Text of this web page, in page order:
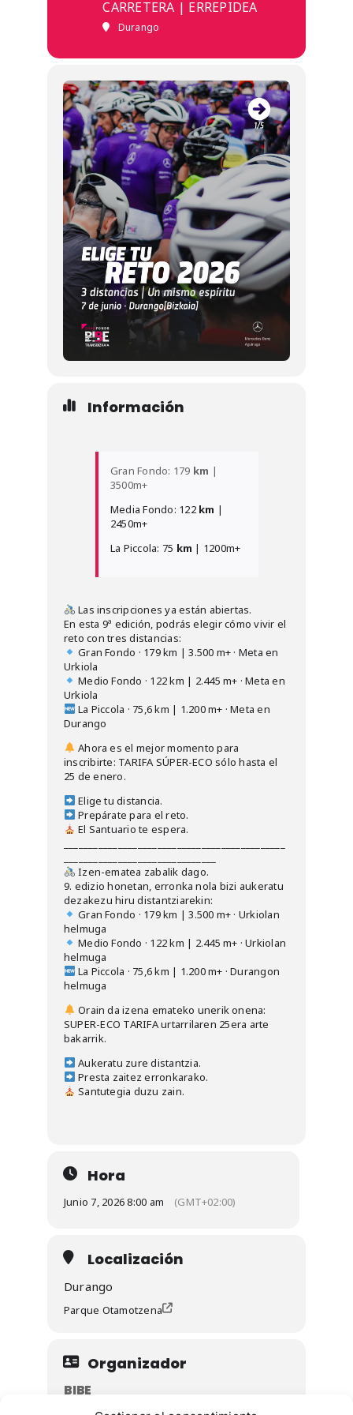
CARRETERA | ERREPIDEA
Durango
Información
Gran Fondo: 179 km |
3500m+
Media Fondo: 122 km |
2450m+
La Piccola: 75 km | 1200m+
Las inscripciones ya están abiertas.
En esta 9ª edición, podrás elegir cómo vivir el
reto con tres distancias:
Gran Fondo · 179 km | 3.500 m+ · Meta en
Urkiola
Medio Fondo · 122 km | 2.445 m+ · Meta en
Urkiola
La Piccola · 75,6 km | 1.200 m+ · Meta en
Durango
Ahora es el mejor momento para
inscribirte: TARIFA SÚPER-ECO sólo hasta el
25 de enero.
Elige tu distancia.
Prepárate para el reto.
El Santuario te espera.
Izen-ematea zabalik dago.
9. edizio honetan, erronka nola bizi aukeratu
dezakezu hiru distantziarekin:
Gran Fondo · 179 km | 3.500 m+ · Urkiolan
helmuga
Medio Fondo · 122 km | 2.445 m+ · Urkiolan
helmuga
La Piccola · 75,6 km | 1.200 m+ · Durangon
helmuga
Orain da izena emateko unerik onena:
SUPER-ECO TARIFA urtarrilaren 25era arte
bakarrik.
Aukeratu zure distantzia.
Presta zaitez erronkarako.
Santutegia duzu zain.
Hora
Junio 7, 2026 8:00 am (GMT+02:00)
Localización
Durango
Parque Otamotzena
Organizador
BIBE